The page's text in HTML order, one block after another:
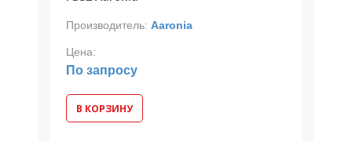
Производитель: Aaronia
Цена:
По запросу
В КОРЗИНУ